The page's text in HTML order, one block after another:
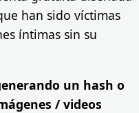
han sido víctimas
íntimas sin su
un hash o
/ videos